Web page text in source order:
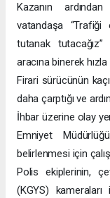
Kazanın
vatandaşa “Trafiği
tutanak
aracına binerek
Firari sürücünün
daha çarptığı ve
İhbar üzerine olay
Emniyet
belirlenmesi için
Polis ekiplerinin,
(KGYS)